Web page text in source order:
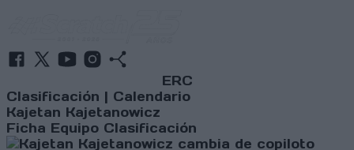
ERC
Clasificación | Calendario
Kajetan Kajetanowicz
Ficha Equipo Clasificación